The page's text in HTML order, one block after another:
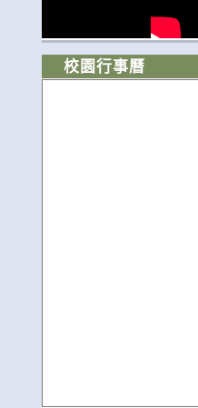
校園行事曆